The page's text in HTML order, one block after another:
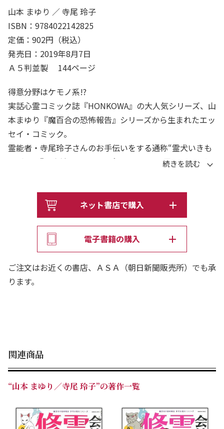
山本 まゆり ／ 寺尾 玲子
ISBN：9784022142825
定価：902円（税込）
発売日：2019年8月7日
Ａ５判並製 144ページ
得意分野はケモノ系!?
実話心霊コミック誌『HONKOWA』の大人気シリーズ、山
本まゆり『魔百合の恐怖報告』シリーズから生まれたエッ
セイ・コミック。
霊能者・寺尾玲子さんのお手伝いをする通称“霊犬いきも
のがかり”高山沙弓さんにスポットをあて、霊能者のお仕
ゃうかもしれない情報もアリ!!
コミックスだけの、霊能者に学ぶワンポイント・アドバイ
スのページを収録。
ネット書店で購入
電子書籍の購入
ご注文はお近くの書店、ＡＳＡ（朝日新聞販売所）でも承
ります。
関連商品
“山本 まゆり／寺尾 玲子”の著作一覧